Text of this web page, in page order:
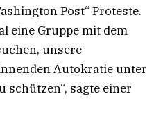
Post“ Proteste.
eine Gruppe mit dem
unsere
Autokratie unter
schützen“, sagte einer